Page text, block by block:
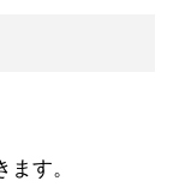
す。